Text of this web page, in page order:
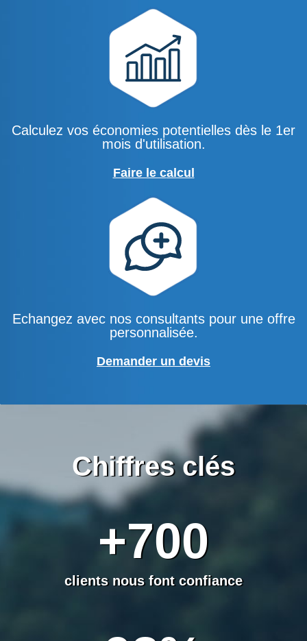
Calculez vos économies potentielles dès le 1er
mois d'utilisation.
Faire le calcul
Echangez avec nos consultants pour une offre
personnalisée.
Demander un devis
Chiffres clés
+700
clients nous font confiance